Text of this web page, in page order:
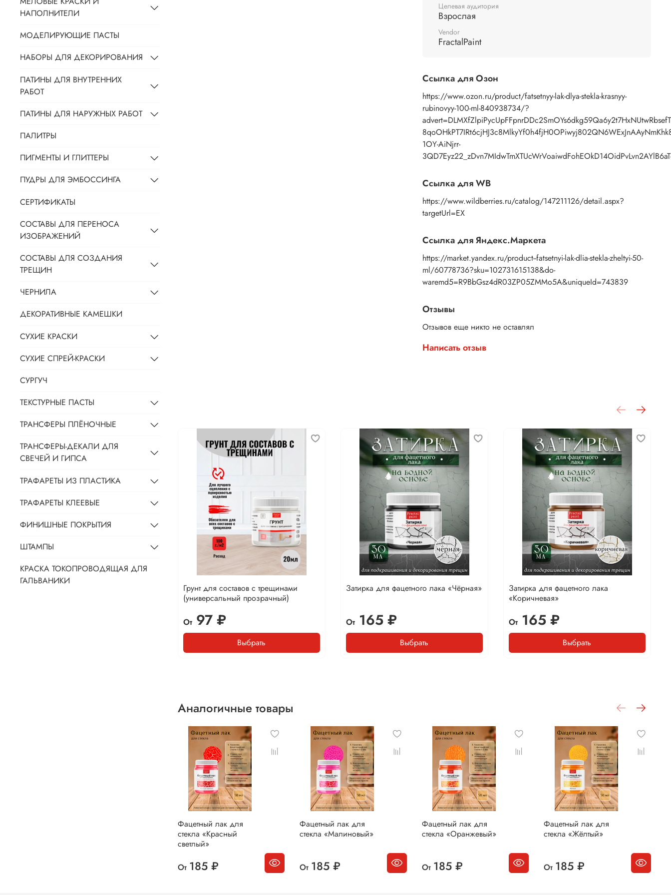
высыхания фацетного лака на поверхности
декорируемого изделия будут появляться трещины. Чем
больше слой фацетного лака, тем крупнее трещины.
Целевая аудитория
Взрослая
Vendor
FractalPaint
Ссылка для Озон
https://www.ozon.ru/product/fatsetnyy-lak-dlya-stekla-krasnyy-
rubinovyy-100-ml-840938734/?
1OY-AiNjrr-
Ссылка для WB
https://www.wildberries.ru/catalog/147211126/detail.aspx?
targetUrl=EX
Ссылка для Яндекс.Маркета
https://market.yandex.ru/product--fatsetnyi-lak-dlia-stekla-zheltyi-50-
ml/60778736?sku=102731615138&do-
waremd5=R9BbGsz4dR03ZP05ZMMo5A&uniqueId=743839
Отзывы
Отзывов еще никто не оставлял
Написать отзыв
Грунт для составов с трещинами
(универсальный прозрачный)
От97 ₽
Выбрать
Затирка для фацетного лака «Чёрная»
От165 ₽
Выбрать
Затирка для фацетного лака
«Коричневая»
От165 ₽
Выбрать
Аналогичные товары
Фацетный лак для
стекла «Красный
светлый»
От 185 ₽
Фацетный лак для
стекла «Малиновый»
От 185 ₽
Фацетный лак для
стекла «Оранжевый»
От 185 ₽
Фацетный лак для
стекла «Жёлтый»
От 185 ₽
НАПОЛНИТЕЛИ
МОДЕЛИРУЮЩИЕ ПАСТЫ
НАБОРЫ ДЛЯ ДЕКОРИРОВАНИЯ
ПАТИНЫ ДЛЯ ВНУТРЕННИХ
РАБОТ
ПАТИНЫ ДЛЯ НАРУЖНЫХ РАБОТ
ПАЛИТРЫ
ПИГМЕНТЫ И ГЛИТТЕРЫ
ПУДРЫ ДЛЯ ЭМБОССИНГА
СЕРТИФИКАТЫ
СОСТАВЫ ДЛЯ ПЕРЕНОСА
ИЗОБРАЖЕНИЙ
СОСТАВЫ ДЛЯ СОЗДАНИЯ
ТРЕЩИН
ЧЕРНИЛА
ДЕКОРАТИВНЫЕ КАМЕШКИ
СУХИЕ КРАСКИ
СУХИЕ СПРЕЙ-КРАСКИ
СУРГУЧ
ТЕКСТУРНЫЕ ПАСТЫ
ТРАНСФЕРЫ ПЛЁНОЧНЫЕ
ТРАНСФЕРЫ-ДЕКАЛИ ДЛЯ
СВЕЧЕЙ И ГИПСА
ТРАФАРЕТЫ ИЗ ПЛАСТИКА
ТРАФАРЕТЫ КЛЕЕВЫЕ
ФИНИШНЫЕ ПОКРЫТИЯ
ШТАМПЫ
КРАСКА ТОКОПРОВОДЯЩАЯ ДЛЯ
ГАЛЬВАНИКИ